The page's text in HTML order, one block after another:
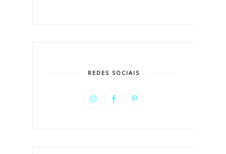
REDES SOCIAIS